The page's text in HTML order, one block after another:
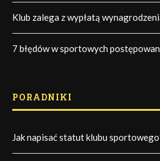
Klub zalega z wypłatą
7 błędów w sportowych
PORADNIKI
Jak napisać statut klubu